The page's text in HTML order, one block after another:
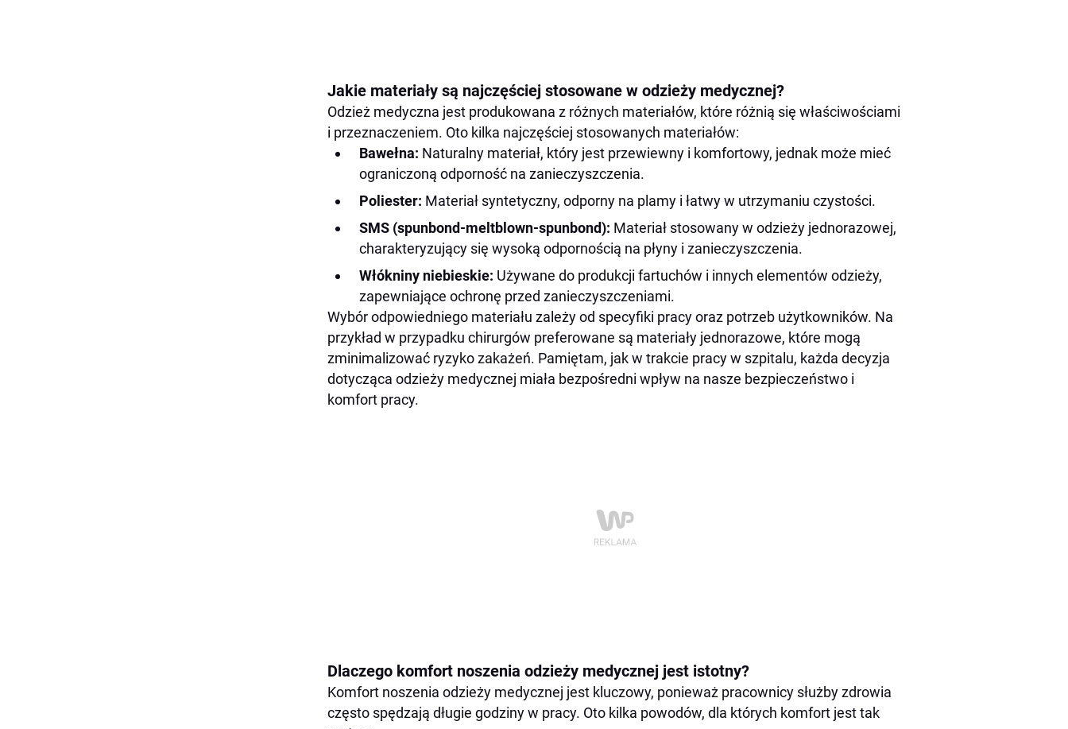
Jakie materiały są najczęściej stosowane w odzieży medycznej?
Odzież medyczna jest produkowana z różnych materiałów, które różnią się właściwościami
i przeznaczeniem. Oto kilka najczęściej stosowanych materiałów:
Bawełna: Naturalny materiał, który jest przewiewny i komfortowy, jednak może mieć
ograniczoną odporność na zanieczyszczenia.
Poliester: Materiał syntetyczny, odporny na plamy i łatwy w utrzymaniu czystości.
SMS (spunbond-meltblown-spunbond): Materiał stosowany w odzieży jednorazowej,
charakteryzujący się wysoką odpornością na płyny i zanieczyszczenia.
Włókniny niebieskie: Używane do produkcji fartuchów i innych elementów odzieży,
zapewniające ochronę przed zanieczyszczeniami.
Wybór odpowiedniego materiału zależy od specyfiki pracy oraz potrzeb użytkowników. Na
przykład w przypadku chirurgów preferowane są materiały jednorazowe, które mogą
zminimalizować ryzyko zakażeń. Pamiętam, jak w trakcie pracy w szpitalu, każda decyzja
dotycząca odzieży medycznej miała bezpośredni wpływ na nasze bezpieczeństwo i
komfort pracy.
Dlaczego komfort noszenia odzieży medycznej jest istotny?
Komfort noszenia odzieży medycznej jest kluczowy, ponieważ pracownicy służby zdrowia
często spędzają długie godziny w pracy. Oto kilka powodów, dla których komfort jest tak